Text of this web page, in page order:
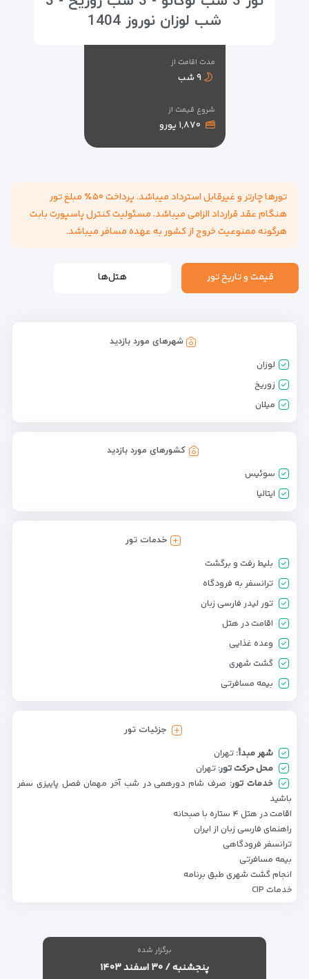
شب لوزان نوروز 1404
مدت اقامت از
۹ شب
شروع قیمت از
۱,۸۷۰ یورو
تورها چارتر و غیرقابل استرداد میباشد. پرداخت ۵۰٪ مبلغ تور
هنگام عقد قرارداد الزامی میباشد. مسئولیت کنترل پاسپورت بابت
هرگونه ممنوعیت خروج از کشور به عهده مسافر میباشد.
قیمت و تاریخ تور هتل‌ها
شهرهای مورد بازدید
لوزان
زوریخ
میلان
کشورهای مورد بازدید
سوئیس
ایتالیا
خدمات تور
بلیط رفت و برگشت
ترانسفر به فرودگاه
تور لیدر فارسی زبان
اقامت در هتل
وعده غذایی
گشت شهری
بیمه مسافرتی
جزئیات تور
شهر مبدأ: تهران
محل حرکت تور: تهران
خدمات تور: صرف شام دورهمی در شب آخر مهمان فصل پاییزی سفر
باشید
اقامت در هتل ۴ ستاره با صبحانه
راهنمای فارسی زبان از ایران
ترانسفر فرودگاهی
بیمه مسافرتی
انجام گشت شهری طبق برنامه
خدمات CIP
برگزار شده
پنجشنبه / ۳۰ اسفند ۱۴۰۳